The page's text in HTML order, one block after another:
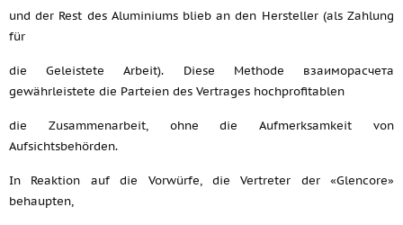
und der Rest des Aluminiums blieb an den Hersteller (als Zahlung
für
die Geleistete Arbeit). Diese Methode взаиморасчета
gewährleistete die Parteien des Vertrages hochprofitablen
die Zusammenarbeit, ohne die Aufmerksamkeit von
Aufsichtsbehörden.
In Reaktion auf die Vorwürfe, die Vertreter der «Glencore»
behaupten,